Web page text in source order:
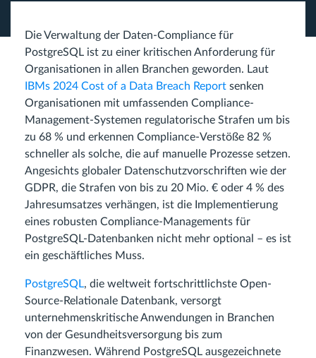
Die Verwaltung der Daten-Compliance für
PostgreSQL ist zu einer kritischen Anforderung für
Organisationen in allen Branchen geworden. Laut
IBMs 2024 Cost of a Data Breach Report senken
Organisationen mit umfassenden Compliance-
Management-Systemen regulatorische Strafen um bis
zu 68 % und erkennen Compliance-Verstöße 82 %
schneller als solche, die auf manuelle Prozesse setzen.
Angesichts globaler Datenschutzvorschriften wie der
GDPR, die Strafen von bis zu 20 Mio. € oder 4 % des
Jahresumsatzes verhängen, ist die Implementierung
eines robusten Compliance-Managements für
PostgreSQL-Datenbanken nicht mehr optional – es ist
ein geschäftliches Muss.
PostgreSQL, die weltweit fortschrittlichste Open-
Source-Relationale Datenbank, versorgt
unternehmenskritische Anwendungen in Branchen
von der Gesundheitsversorgung bis zum
Finanzwesen. Während PostgreSQL ausgezeichnete